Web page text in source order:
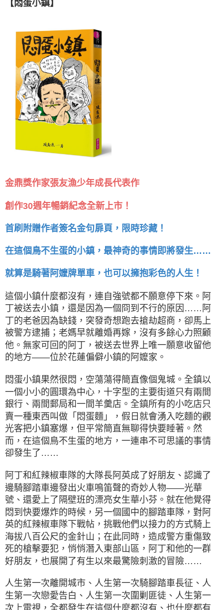
【悶蛋小鎮】
金鼎獎作家張友漁少年成長代表作
創作30週年暢銷紀念全新上市！
首刷附贈作者簽名金句扉頁，限時珍藏！
在這個鳥不生蛋的小鎮，最神奇的事情即將發生……
就算是騎著阿嬤牌單車，也可以擁抱彩色的人生！
這個小鎮什麼都沒有，連自強號都不願意停下來。阿
丁被送去小鎮，還是因為一個冏到不行的原因……阿
丁的老爸因為缺錢，突發奇想跑去搶劫超商，卻馬上
被警方逮捕；老媽早就離婚再嫁，沒有多餘心力照顧
他。無家可回的阿丁，被送去世界上唯一願意收留他
的地方——位於花蓮偏僻小鎮的阿嬤家。
悶蛋小鎮果然很悶，空蕩蕩得簡直像個鬼城。全鎮以
一個小小的圓環為中心，十字型的主要街道只有兩間
銀行、兩間郵局和一間羊羹店。全鎮所有的小吃店只
賣一種東西叫做「悶蛋麵」，假日就會湧入吃麵的觀
光客把小鎮塞爆，但平常簡直無聊得快要睡著。然
而，在這個鳥不生蛋的地方，一連串不可思議的事情
卻發生了……
阿丁和紅辣椒車隊的大隊長阿英成了好朋友、認識了
邊騎腳踏車邊發出火車鳴笛聲的奇妙人物——光華
號、還愛上了隔壁班的漂亮女生華小芬。就在他覺得
悶到快要爆炸的時候，另一個國中的腳踏車隊，對阿
英的紅辣椒車隊下戰帖，挑戰他們以接力的方式騎上
海拔八百公尺的金針山；在此同時，造成警方重傷致
死的槍擊要犯，悄悄潛入東部山區，阿丁和他的一群
好朋友，也展開了有生以來最驚險刺激的冒險……
人生第一次離開城市、人生第一次騎腳踏車長征、人
生第一次戀愛告白、人生第一次圍剿匪徒、人生第一
次上電視，全都發生在這個什麼都沒有、也什麼都有